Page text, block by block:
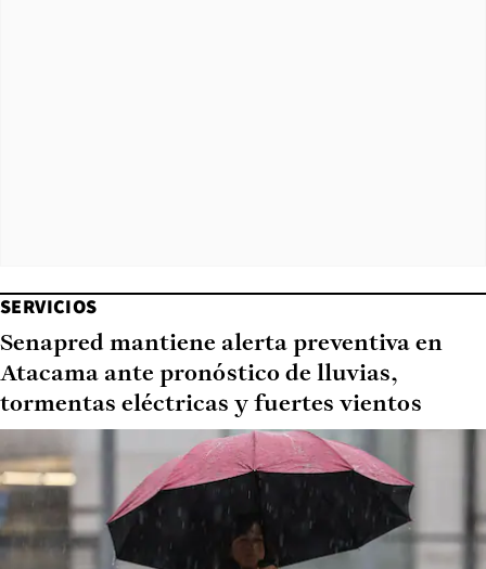
SERVICIOS
Senapred mantiene alerta preventiva en
Atacama ante pronóstico de lluvias,
tormentas eléctricas y fuertes vientos